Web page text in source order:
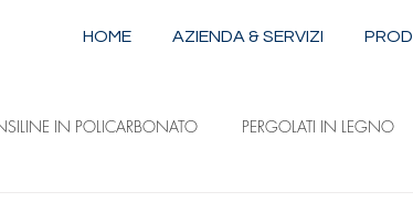
HOME AZIENDA & SERVIZI
IN POLICARBONATO PERGOLATI IN LEGNO